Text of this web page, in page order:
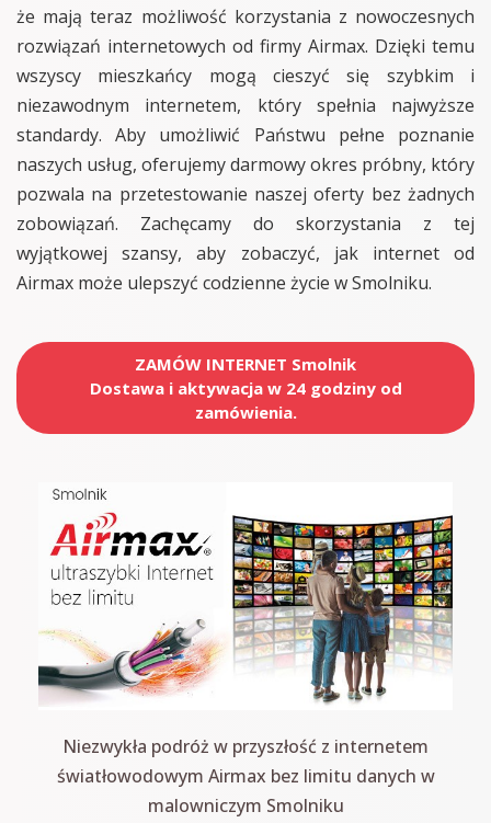
że mają teraz możliwość korzystania z nowoczesnych
rozwiązań internetowych od firmy Airmax. Dzięki temu
wszyscy mieszkańcy mogą cieszyć się szybkim i
niezawodnym internetem, który spełnia najwyższe
standardy. Aby umożliwić Państwu pełne poznanie
naszych usług, oferujemy darmowy okres próbny, który
pozwala na przetestowanie naszej oferty bez żadnych
zobowiązań. Zachęcamy do skorzystania z tej
wyjątkowej szansy, aby zobaczyć, jak internet od
Airmax może ulepszyć codzienne życie w Smolniku.
ZAMÓW INTERNET Smolnik
Dostawa i aktywacja w 24 godziny od
zamówienia.
Niezwykła podróż w przyszłość z internetem
światłowodowym Airmax bez limitu danych w
malowniczym Smolniku